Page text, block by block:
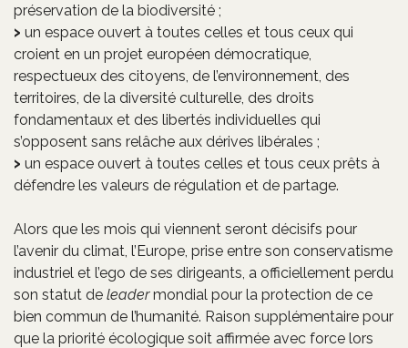
préservation de la biodiversité ;
un espace ouvert à toutes celles et tous ceux qui
croient en un projet européen démocratique,
respectueux des citoyens, de l’environnement, des
territoires, de la diversité culturelle, des droits
fondamentaux et des libertés individuelles qui
s’opposent sans relâche aux dérives libérales ;
un espace ouvert à toutes celles et tous ceux prêts à
défendre les valeurs de régulation et de partage.
Alors que les mois qui viennent seront décisifs pour
l’avenir du climat, l’Europe, prise entre son conservatisme
industriel et l’ego de ses dirigeants, a officiellement perdu
son statut de leadermondial pour la protection de ce
bien commun de l’humanité. Raison supplémentaire pour
que la priorité écologique soit affirmée avec force lors